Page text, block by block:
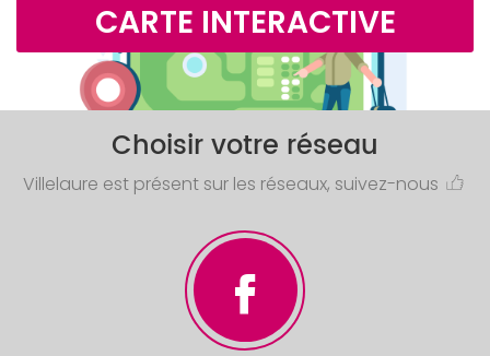
CARTE INTERACTIVE
Choisir votre réseau
Villelaure est présent sur les réseaux, suivez-nous